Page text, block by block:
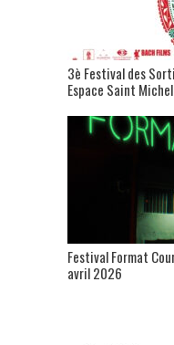
3è Festival des
Espace Saint Michel
Festival Format
avril 2026